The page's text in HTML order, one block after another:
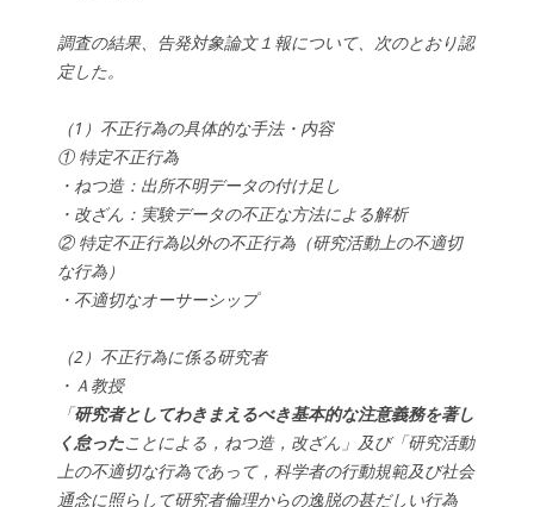
調査の結果、告発対象論文１報について、次のとおり認
定した。
（1）不正行為の具体的な手法・内容
① 特定不正行為
・ねつ造：出所不明データの付け足し
・改ざん：実験データの不正な方法による解析
② 特定不正行為以外の不正行為（研究活動上の不適切
な行為）
・不適切なオーサーシップ
（2）不正行為に係る研究者
・Ａ教授
「研究者としてわきまえるべき基本的な注意義務を著し
く怠ったことによる，ねつ造，改ざん」及び「研究活動
上の不適切な行為であって，科学者の行動規範及び社会
通念に照らして研究者倫理からの逸脱の甚だしい行為